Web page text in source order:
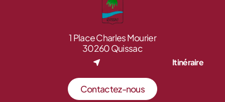
1 Place Charles Mourier
30260 Quissac
Itinéraire
Contactez-nous